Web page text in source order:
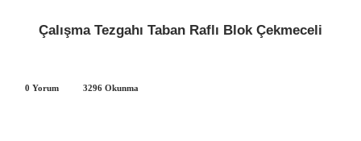
Çalışma Tezgahı Taban Raflı Blok Çekmeceli
0 Yorum 3296 Okunma